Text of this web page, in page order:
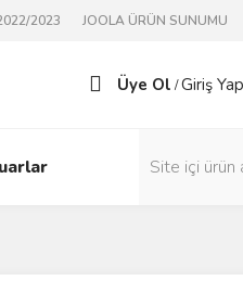
2023 JOOLA ÜRÜN SUNUMU
Üye Ol /Giriş Yap